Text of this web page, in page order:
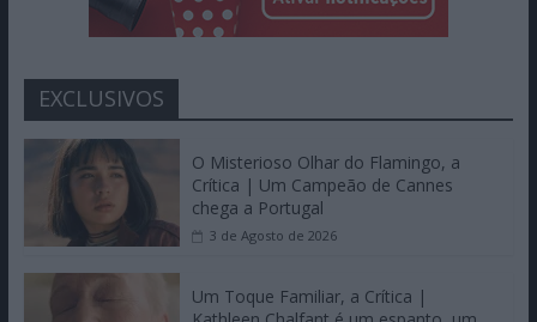
EXCLUSIVOS
O Misterioso Olhar do Flamingo, a
Crítica | Um Campeão de Cannes
chega a Portugal
3 de Agosto de 2026
Um Toque Familiar, a Crítica |